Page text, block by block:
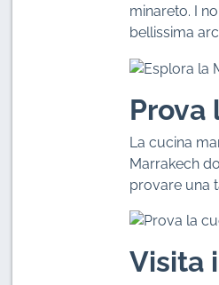
minareto. I
bellissima
Prova
La cucina
Marrakech
provare una
Visita